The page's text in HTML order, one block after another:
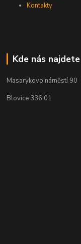
Kontakty
Kde nás najdete
Masarykovo náměstí 90
Blovice 336 01